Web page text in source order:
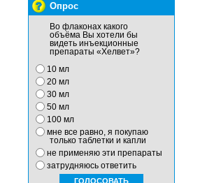
Опрос
Во флаконах какого
объёма Вы хотели бы
видеть инъекционные
препараты «Хелвет»?
10 мл
20 мл
30 мл
50 мл
100 мл
мне все равно, я покупаю
только таблетки и капли
не применяю эти препараты
затрудняюсь ответить